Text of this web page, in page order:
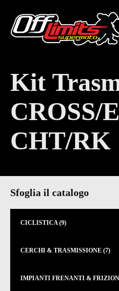
Kit
CROSS/
CHT/RK
Sfoglia il catalogo
CICLISTICA (9)
CERCHI & TRASMISSIONE (7)
IMPIANTI FRENANTI &